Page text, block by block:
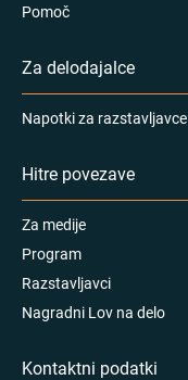
Pomoč
Za delodajalce
Napotki za razstavljavce
Hitre povezave
Za medije
Program
Razstavljavci
Nagradni Lov na delo
Kontaktni podatki